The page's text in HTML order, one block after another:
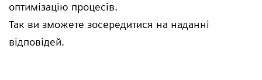
оптимізацію процесів.
Так ви зможете зосередитися на наданні
відповідей.